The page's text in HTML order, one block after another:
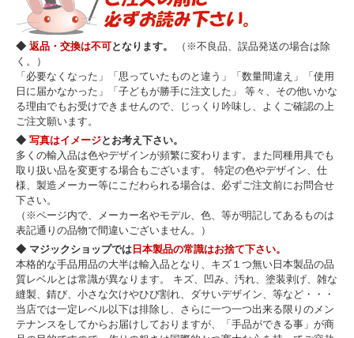
◆ 返品・交換は不可となります。
（※不良品、誤品発送の場合は除
く。）
「必要なくなった」「思っていたものと違う」「数量間違え」「使用
日に届かなかった」「子どもが勝手に注文した」 等々、その他いかな
る理由でもお受けできませんので、じっくり吟味し、よくご確認の上
ご注文願います。
◆ 写真はイメージとお考え下さい。
多くの輸入品は色やデザインが頻繁に変わります。また同種用具でも
取り扱い品を変更する場合もございます。 特定の色やデザイン、仕
様、製造メーカー等にこだわられる場合は、必ずご注文前にお問合せ
下さい。
（※ページ内で、メーカー名やモデル、色、等が明記してあるものは
表記通りの品物で間違いございません。）
◆ マジックショップでは日本製品の常識はお捨て下さい。
本格的な手品用品の大半は輸入品となり、キズ１つ無い日本製品の品
質レベルとは常識が異なります。 キズ、凹み、汚れ、塗装剥げ、雑な
縫製、錆び、小さな欠けやひび割れ、ダサいデザイン、等など・・・
当店では一定レベル以下は排除し、さらに一つ一つ出来る限りのメン
テナンスをしてからお届けしておりますが、「手品ができる事」が商